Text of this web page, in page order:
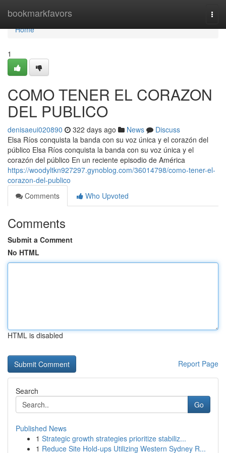
bookmarkfavors
Home
Home
1
COMO TENER EL CORAZON
DEL PUBLICO
denisaeui020890 322 days ago News
Discuss
Elsa Ríos conquista la banda con su voz única y el corazón del
público Elsa Ríos conquista la banda con su voz única y el
corazón del público En un reciente episodio de América
https://woodyltkn927297.gynoblog.com/36014798/como-tener-el-
corazon-del-publico
Comments
Who Upvoted
Comments
Submit a Comment
No HTML
HTML is disabled
Report Page
Search
Go
Published News
1 Strategic growth strategies prioritize stabiliz...
1 Reduce Site Hold-ups Utilizing Western Sydney R...